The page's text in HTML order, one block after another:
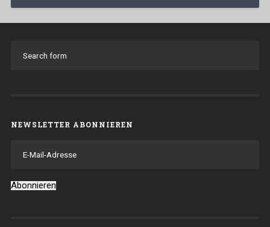
NEWSLETTER ABONNIEREN
Mail-
Abonnieren